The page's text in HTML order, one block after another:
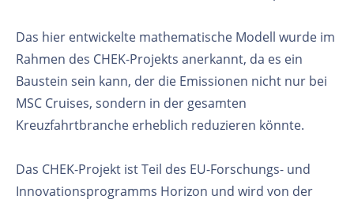
Das hier entwickelte mathematische Modell wurde im
Rahmen des CHEK-Projekts anerkannt, da es ein
Baustein sein kann, der die Emissionen nicht nur bei
MSC Cruises, sondern in der gesamten
Kreuzfahrtbranche erheblich reduzieren könnte.
Das CHEK-Projekt ist Teil des EU-Forschungs- und
Innovationsprogramms Horizon und wird von der